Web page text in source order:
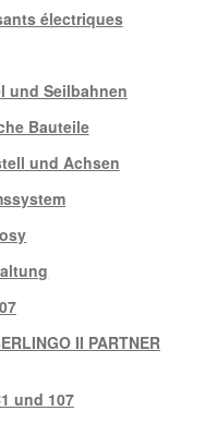
électriques
und Seilbahnen
Bauteile
und Achsen
II PARTNER
und 107